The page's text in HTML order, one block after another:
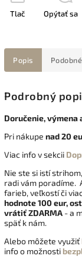
Tlač Opýtať sa
Popis
Podrobný
Doručenie,
Pri nákupe nad 20
Viac info v sekcii
Nie ste si istí
radi vám poradíme.
farieb, veľkostí či
hodnote 100 eur,
vrátiťZDARMA - a
späť k nám.
Alebo môžete využiť
info o možnosti